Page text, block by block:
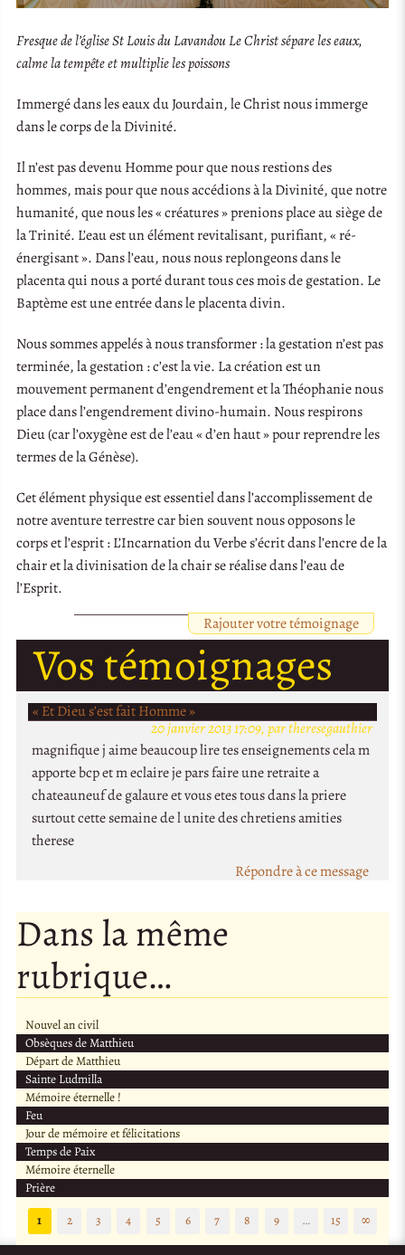
Fresque de l’église St Louis du Lavandou Le Christ sépare les eaux,
calme la tempête et multiplie les poissons
Immergé dans les eaux du Jourdain, le Christ nous immerge
dans le corps de la Divinité.
Il n’est pas devenu Homme pour que nous restions des
hommes, mais pour que nous accédions à la Divinité, que notre
humanité, que nous les « créatures » prenions place au siège de
la Trinité. L’eau est un élément revitalisant, purifiant, « ré-
énergisant ». Dans l’eau, nous nous replongeons dans le
placenta qui nous a porté durant tous ces mois de gestation. Le
Baptème est une entrée dans le placenta divin.
Nous sommes appelés à nous transformer : la gestation n’est pas
terminée, la gestation : c’est la vie. La création est un
mouvement permanent d’engendrement et la Théophanie nous
place dans l’engendrement divino-humain. Nous respirons
Dieu (car l’oxygène est de l’eau « d’en haut » pour reprendre les
termes de la Génèse).
Cet élément physique est essentiel dans l’accomplissement de
notre aventure terrestre car bien souvent nous opposons le
corps et l’esprit : L’Incarnation du Verbe s’écrit dans l’encre de la
chair et la divinisation de la chair se réalise dans l’eau de
l’Esprit.
Rajouter votre témoignage
Vos témoignages
« Et Dieu s’est fait Homme »
20 janvier 2013 17:09, par theresegauthier
magnifique j aime beaucoup lire tes enseignements cela m
apporte bcp et m eclaire je pars faire une retraite a
chateauneuf de galaure et vous etes tous dans la priere
surtout cette semaine de l unite des chretiens amities
therese
Répondre à ce message
Dans la même
rubrique…
Nouvel an civil
Obsèques de Matthieu
Départ de Matthieu
Sainte Ludmilla
Mémoire éternelle !
Feu
Jour de mémoire et félicitations
Temps de Paix
Mémoire éternelle
Prière
1
2 3 4 5 6 7 8 9 … 15 ∞